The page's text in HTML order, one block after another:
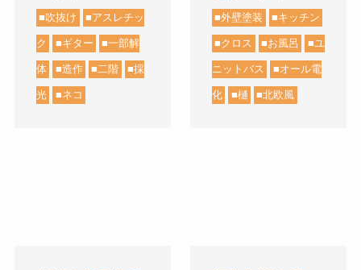
■吹抜け ■アスレチッ
ク ■ギター ■一部解
体 ■造作 ■二階 ■採
光 ■ネコ
■外壁塗装 ■キッチン
■クロス ■お風呂 ■ユ
ニットバス ■オール電
化 ■樋 ■北欧風